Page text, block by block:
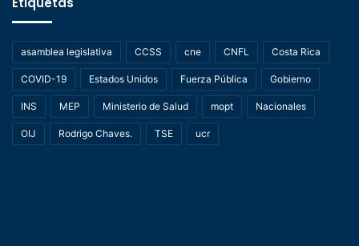
asamblea legislativa CCSS cne CNFL Costa Rica
COVID-19 Estados Unidos Fuerza Pública Gobierno
INS MEP Ministerio de Salud mopt Nacionales
OIJ Rodrigo Chaves. TSE ucr